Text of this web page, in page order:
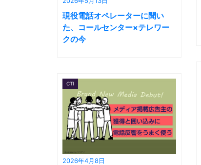
現役電話オペレーターに聞い
た、コールセンター×テレワー
クの今
2026年4月8日
CTI